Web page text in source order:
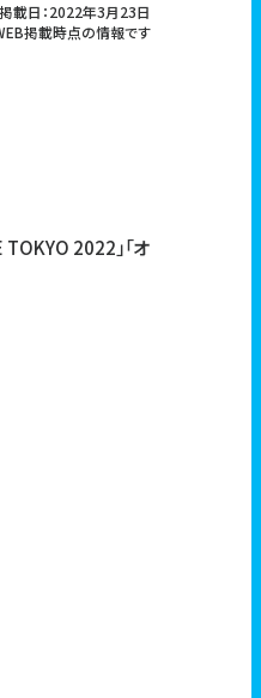
載日：2022年3月23日
掲載時点の情報です
TOKYO 2022」「オ